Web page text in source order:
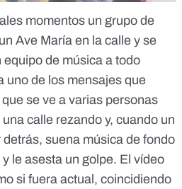
momentos un grupo de
Ave María en la calle y se
de música a todo
uno de los mensajes que
se ve a varias personas
calle rezando y, cuando un
suena música de fondo
le asesta un golpe. El vídeo
si fuera actual, coincidiendo